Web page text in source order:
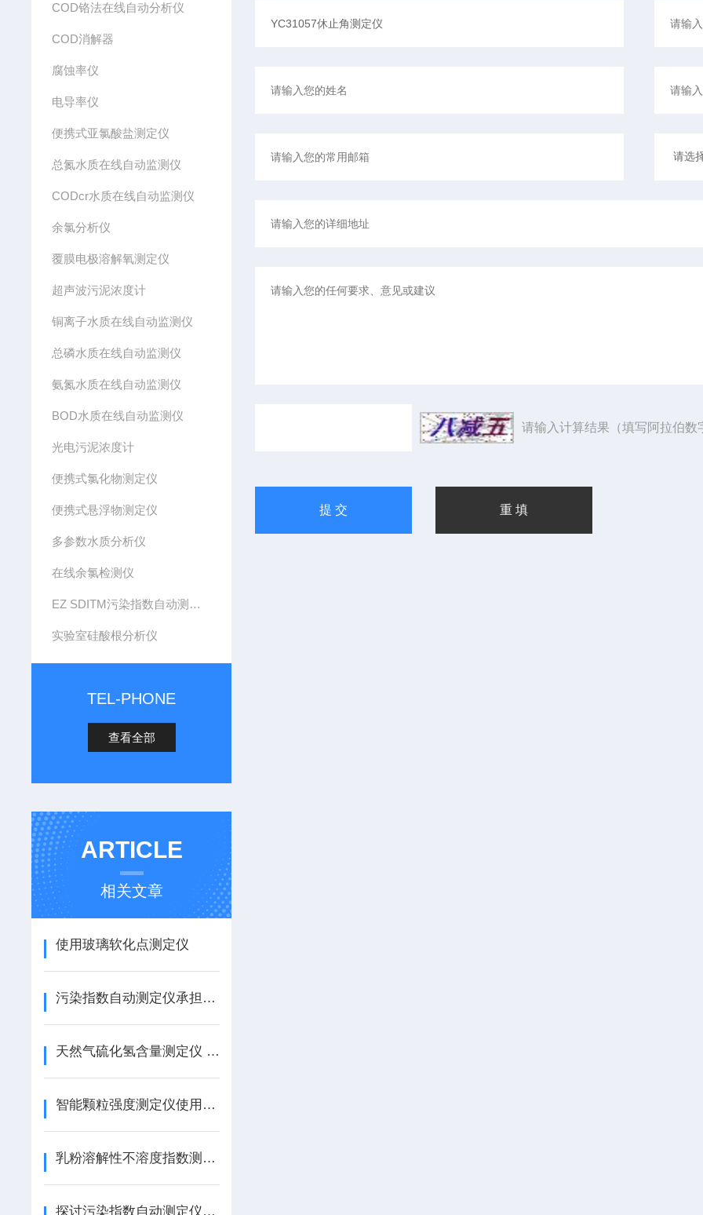
COD铬法在线自动分析仪
COD消解器
腐蚀率仪
电导率仪
便携式亚氯酸盐测定仪
总氮水质在线自动监测仪
CODcr水质在线自动监测仪
余氯分析仪
覆膜电极溶解氧测定仪
超声波污泥浓度计
铜离子水质在线自动监测仪
总磷水质在线自动监测仪
氨氮水质在线自动监测仪
BOD水质在线自动监测仪
光电污泥浓度计
便携式氯化物测定仪
便携式悬浮物测定仪
多参数水质分析仪
在线余氯检测仪
EZ SDITM污染指数自动测定仪
实验室硅酸根分析仪
TEL-PHONE
查看全部
ARTICLE
相关文章
使用玻璃软化点测定仪
污染指数自动测定仪承担着哪些具体任务？
天然气硫化氢含量测定仪 参照标准
智能颗粒强度测定仪使用特点
乳粉溶解性不溶度指数测定仪使用教程
探讨污染指数自动测定仪的工作原理
请输入计算结果（填写阿拉伯数